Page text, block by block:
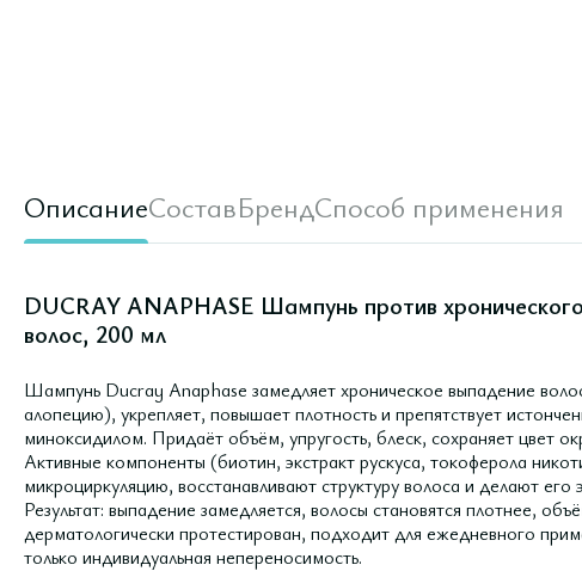
ОписаниеСоставБрендСпособ применения
DUCRAY ANAPHASE Шампунь против
волос, 200 мл
Шампунь Ducray Anaphase замедляет хроническое выпадение
алопецию), укрепляет, повышает плотность и препятствует
миноксидилом. Придаёт объём, упругость, блеск, сохраняет цвет
Активные компоненты (биотин, экстракт рускуса, токоферола
микроциркуляцию, восстанавливают структуру волоса и делают его
Результат: выпадение замедляется, волосы становятся плотнее,
дерматологически протестирован, подходит для ежедневного
только индивидуальная непереносимость.